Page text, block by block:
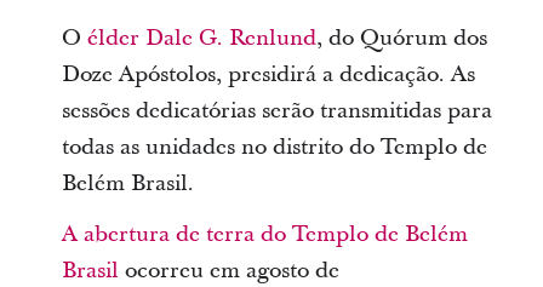
O élder Dale G. Renlund, do Quórum dos
Doze Apóstolos, presidirá a dedicação. As
sessões dedicatórias serão transmitidas para
todas as unidades no distrito do Templo de
Belém Brasil.
A abertura de terra do Templo de Belém
Brasil ocorreu em agosto de